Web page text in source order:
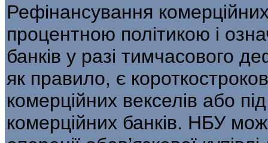
Рефінансування
процентною політикою і
банків у разі тимчасо­вого
як правило, є
комерційних векселів або
комерційних банків. НБУ